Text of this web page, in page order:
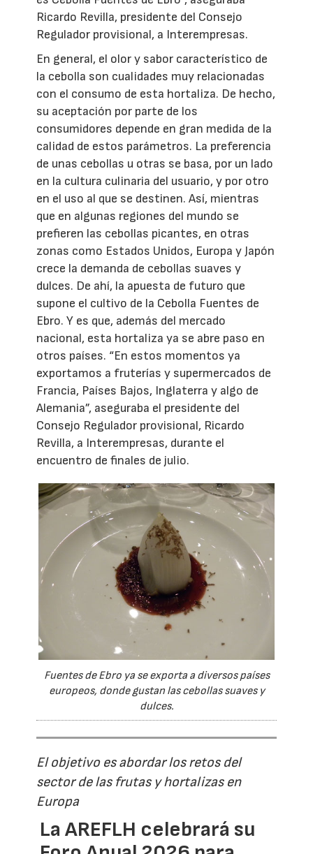
Ricardo Revilla, presidente del Consejo
Regulador provisional, a Interempresas.
En general, el olor y sabor característico de
la cebolla son cualidades muy relacionadas
con el consumo de esta hortaliza. De hecho,
su aceptación por parte de los
consumidores depende en gran medida de la
calidad de estos parámetros. La preferencia
de unas cebollas u otras se basa, por un lado
en la cultura culinaria del usuario, y por otro
en el uso al que se destinen. Así, mientras
que en algunas regiones del mundo se
prefieren las cebollas picantes, en otras
zonas como Estados Unidos, Europa y Japón
crece la demanda de cebollas suaves y
dulces. De ahí, la apuesta de futuro que
supone el cultivo de la Cebolla Fuentes de
Ebro. Y es que, además del mercado
nacional, esta hortaliza ya se abre paso en
otros países. “En estos momentos ya
exportamos a fruterías y supermercados de
Francia, Países Bajos, Inglaterra y algo de
Alemania”, aseguraba el presidente del
Consejo Regulador provisional, Ricardo
Revilla, a Interempresas, durante el
encuentro de finales de julio.
Fuentes de Ebro ya se exporta a diversos países
europeos, donde gustan las cebollas suaves y
dulces.
El objetivo es abordar los retos del
sector de las frutas y hortalizas en
Europa
La AREFLH celebrará su